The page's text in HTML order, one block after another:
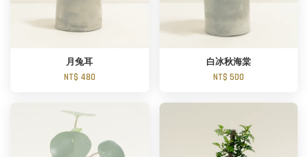
月兔耳
NT$ 480
白冰秋海棠
NT$ 500